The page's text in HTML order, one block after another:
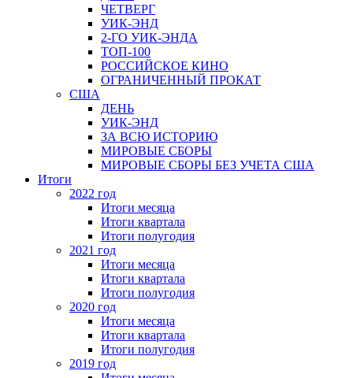
ЧЕТВЕРГ
УИК-ЭНД
2-ГО УИК-ЭНДА
ТОП-100
РОССИЙСКОЕ КИНО
ОГРАНИЧЕННЫЙ ПРОКАТ
США
ДЕНЬ
УИК-ЭНД
ЗА ВСЮ ИСТОРИЮ
МИРОВЫЕ СБОРЫ
МИРОВЫЕ СБОРЫ БЕЗ УЧЕТА США
Итоги
2022 год
Итоги месяца
Итоги квартала
Итоги полугодия
2021 год
Итоги месяца
Итоги квартала
Итоги полугодия
2020 год
Итоги месяца
Итоги квартала
Итоги полугодия
2019 год